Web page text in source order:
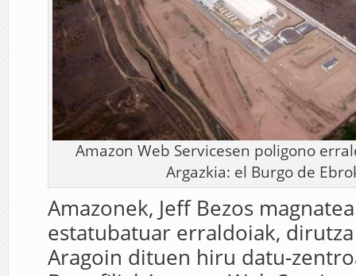
Amazon Web Servicesen poligono
Argazkia: el Burgo de
Amazonek, Jeff Bezos
estatubatuar erraldoiak,
Aragoin dituen hiru datu-